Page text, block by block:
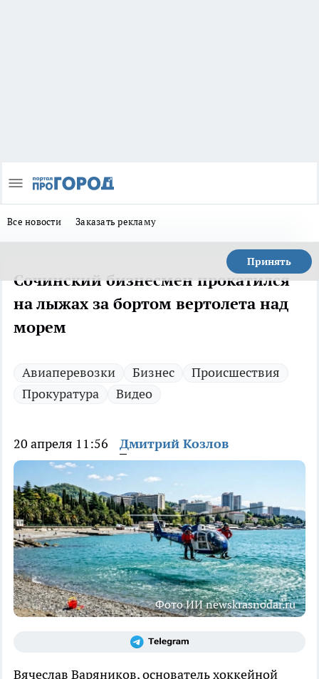
Все новости Заказать рекламу
Принять
Сочинский бизнесмен прокатился
на лыжах за бортом вертолета над
морем
Авиаперевозки Бизнес
Происшествия
Прокуратура
Видео
20 апреля 11:56 Дмитрий Козлов
Фото ИИ newskrasnodar.ru
Вячеслав Варяников, основатель хоккейной